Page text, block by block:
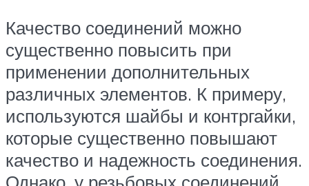
Качество соединений можно
существенно повысить при
применении дополнительных
различных элементов. К примеру,
используются шайбы и контргайки,
которые существенно повышают
качество и надежность соединения.